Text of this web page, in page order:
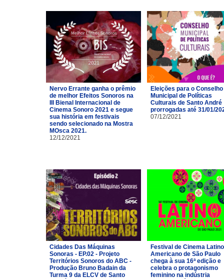
Nervo Errante ganha o prêmio
de melhor Efeitos Sonoros na
III Bienal Internacional de
Cinema Sonoro 2021 e segue
sua história em festivais
sendo selecionado na Mostra
MOsca 2021.
12/12/2021
Eleições para o Conselho
Municipal de Políticas
Culturais de Santo André
prorrogadas até 31/01/
07/12/2021
Cidades Das Máquinas
Sonoras - EP.02 - Projeto
Territórios Sonoros do ABC -
Produção Bruno Badain da
Turma 9 da ELCV de Santo
Festival de Cinema
Americano de São Paulo
chega à sua 16ª edição e
celebra o protagonismo
feminino na indústria